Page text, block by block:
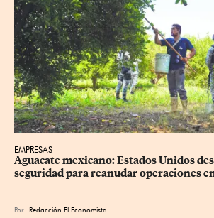
EMPRESAS
Aguacate mexicano: Estados Unidos
seguridad para reanudar operaciones
Por Redacción El Economista